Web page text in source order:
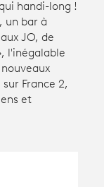
handi-long !
un bar à
JO, de
l'inégalable
France 2,
et